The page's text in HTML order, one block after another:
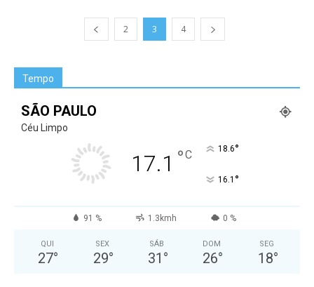
2 3 4
Tempo
SÃO PAULO
Céu Limpo
17.1 °C 18.6°
16.1 °
91 % 1.3kmh 0 %
QUI
27°
SEX
29°
SÁB
31 °
DOM
26°
SEG
18°